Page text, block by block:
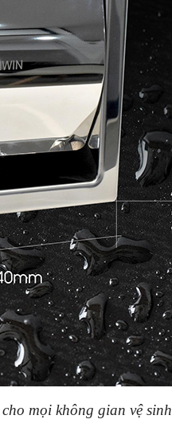
mọi không gian vệ sinh